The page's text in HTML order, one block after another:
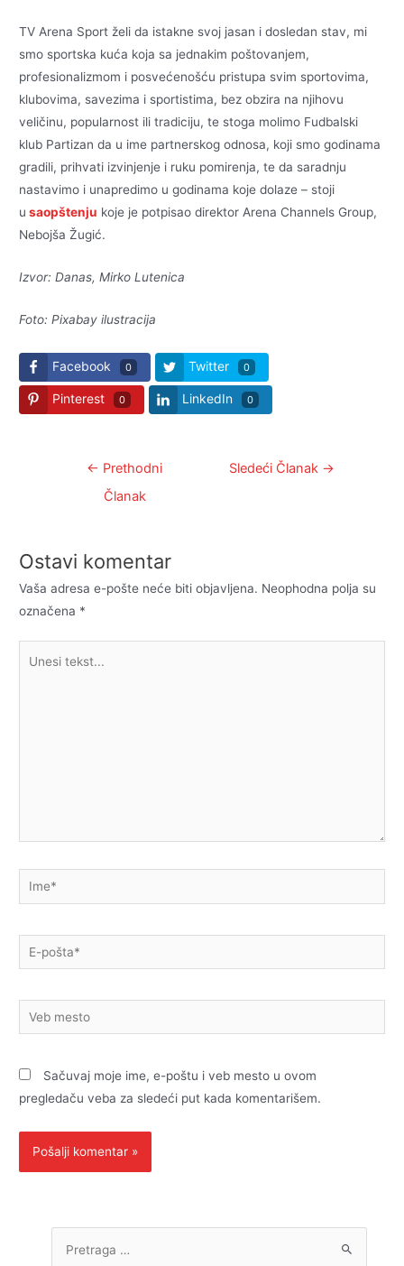
TV Arena Sport želi da istakne svoj jasan i dosledan stav, mi
smo sportska kuća koja sa jednakim poštovanjem,
profesionalizmom i posvećenošću pristupa svim sportovima,
klubovima, savezima i sportistima, bez obzira na njihovu
veličinu, popularnost ili tradiciju, te stoga molimo Fudbalski
klub Partizan da u ime partnerskog odnosa, koji smo godinama
gradili, prihvati izvinjenje i ruku pomirenja, te da saradnju
nastavimo i unapredimo u godinama koje dolaze – stoji
u saopštenju koje je potpisao direktor Arena Channels Group,
Nebojša Žugić.
Izvor: Danas, Mirko Lutenica
Foto: Pixabay ilustracija
Facebook 0 Twitter 0
Pinterest 0 LinkedIn 0
Kretanje← Prethodni
Članak
Sledeći Članak →
Ostavi komentar
Vaša adresa e-pošte neće biti objavljena. Neophodna polja su
označena *
Ime*
E-
pošta*
Veb
mesto
Sačuvaj moje ime, e-poštu i veb mesto u ovom
pregledaču veba za sledeći put kada komentarišem.